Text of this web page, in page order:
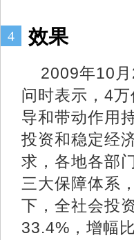
4 效果
2009年10
问时表示，4
导和带动作用
投资和稳定经
求，各地各部
三大保障体系
下，全社会投
33.4%，增幅